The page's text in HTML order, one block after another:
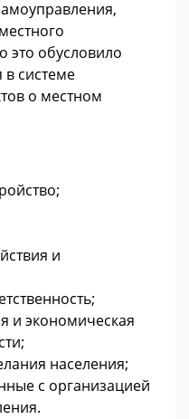
обусловило
системе
о местном
и
и экономическая
населения;
с организацией